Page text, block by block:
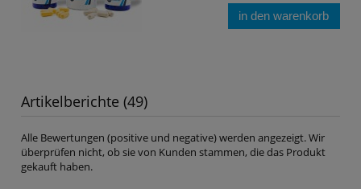
in den warenkorb
Artikelberichte (49)
Alle Bewertungen (positive und negative) werden angezeigt. Wir
überprüfen nicht, ob sie von Kunden stammen, die das Produkt
gekauft haben.